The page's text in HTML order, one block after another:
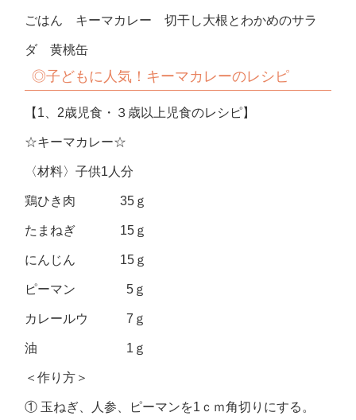
ごはん キーマカレー 切干し大根とわかめのサラ
ダ 黄桃缶
◎子どもに人気！キーマカレーのレシピ
【1、2歳児食・３歳以上児食のレシピ】
☆キーマカレー☆
〈材料〉子供1人分
鶏ひき肉 35ｇ
たまねぎ 15ｇ
にんじん 15ｇ
ピーマン 5ｇ
カレールウ 7ｇ
油 1ｇ
＜作り方＞
① 玉ねぎ、人参、ピーマンを1ｃｍ角切りにする。